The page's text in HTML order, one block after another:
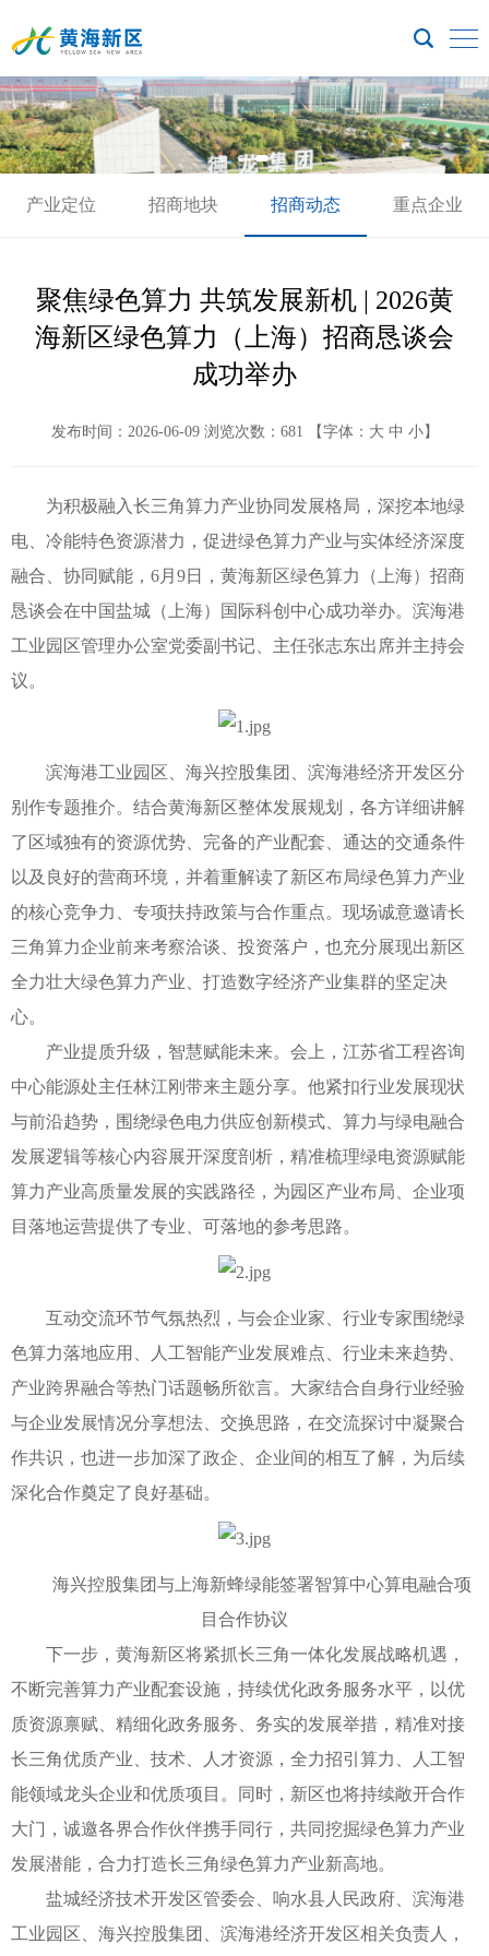
产业定位 招商地块 招商动态 重点企业
聚焦绿色算力 共筑发展新机 | 2026黄
海新区绿色算力（上海）招商恳谈会
成功举办
发布时间：2026-06-09 浏览次数： 681 【字体： 大 中 小】
为积极融入长三角算力产业协同发展格局，深挖本地绿
电、冷能特色资源潜力，促进绿色算力产业与实体经济深度
融合、协同赋能，6月9日，黄海新区绿色算力（上海）招商
恳谈会在中国盐城（上海）国际科创中心成功举办。滨海港
工业园区管理办公室党委副书记、主任张志东出席并主持会
议。
滨海港工业园区、海兴控股集团、滨海港经济开发区分
别作专题推介。结合黄海新区整体发展规划，各方详细讲解
了区域独有的资源优势、完备的产业配套、通达的交通条件
以及良好的营商环境，并着重解读了新区布局绿色算力产业
的核心竞争力、专项扶持政策与合作重点。现场诚意邀请长
三角算力企业前来考察洽谈、投资落户，也充分展现出新区
全力壮大绿色算力产业、打造数字经济产业集群的坚定决
心。
产业提质升级，智慧赋能未来。会上，江苏省工程咨询
中心能源处主任林江刚带来主题分享。他紧扣行业发展现状
与前沿趋势，围绕绿色电力供应创新模式、算力与绿电融合
发展逻辑等核心内容展开深度剖析，精准梳理绿电资源赋能
算力产业高质量发展的实践路径，为园区产业布局、企业项
目落地运营提供了专业、可落地的参考思路。
互动交流环节气氛热烈，与会企业家、行业专家围绕绿
色算力落地应用、人工智能产业发展难点、行业未来趋势、
产业跨界融合等热门话题畅所欲言。大家结合自身行业经验
与企业发展情况分享想法、交换思路，在交流探讨中凝聚合
作共识，也进一步加深了政企、企业间的相互了解，为后续
深化合作奠定了良好基础。
海兴控股集团与上海新蜂绿能签署智算中心算电融合项
目合作协议
下一步，黄海新区将紧抓长三角一体化发展战略机遇，
不断完善算力产业配套设施，持续优化政务服务水平，以优
质资源禀赋、精细化政务服务、务实的发展举措，精准对接
长三角优质产业、技术、人才资源，全力招引算力、人工智
能领域龙头企业和优质项目。同时，新区也将持续敞开合作
大门，诚邀各界合作伙伴携手同行，共同挖掘绿色算力产业
发展潜能，合力打造长三角绿色算力产业新高地。
盐城经济技术开发区管委会、响水县人民政府、滨海港
工业园区、海兴控股集团、滨海港经济开发区相关负责人，